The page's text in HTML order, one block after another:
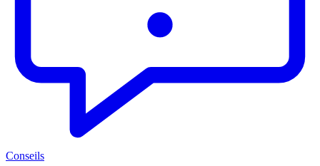
Conseils